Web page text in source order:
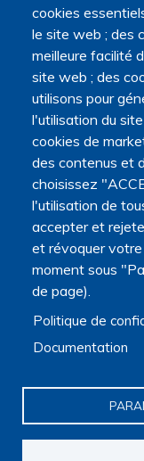
cookies
le site web ; des
meilleure facilité
site web ; des
utilisons pour
l'utilisation du
cookies de
des contenus et
choisissez
l'utilisation de
accepter et
et révoquer
moment sous
de page).
Politique de
Documentation
Navigation principale
Qui sommes nous ?
Présentation
Organisation
Stratégie
Observatoire de
Panorama de la
Annuaire des
Annuaire des
Répertoire des
Répertoire des
Publications des
Cartographie de
Journées
Journées